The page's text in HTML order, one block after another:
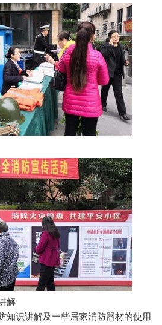
解
知识讲解及一些居家消防器材的使用